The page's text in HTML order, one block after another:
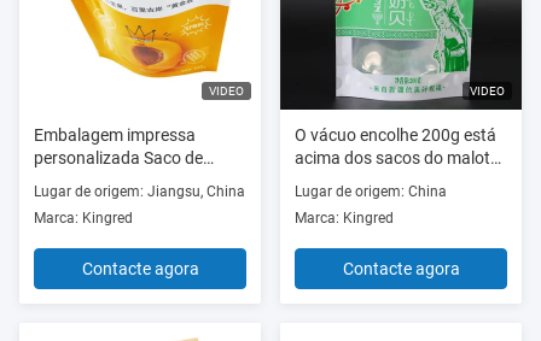
VIDEO
Embalagem impressa
personalizada Saco de
plástico Embalagem de
biscoito com logotipo
Embalagem de alimentos
Bolsa de fecho de fecho
Lugar de origem: Jiangsu, China
Marca: Kingred
Contacte agora
VIDEO
O vácuo encolhe 200g está
acima dos sacos do malote
do zíper com janela
Lugar de origem: China
Marca: Kingred
Contacte agora